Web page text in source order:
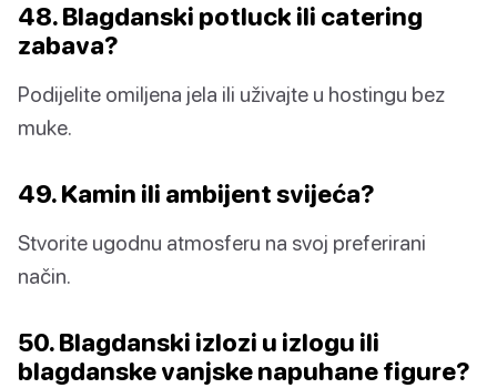
48. Blagdanski potluck ili catering
zabava?
Podijelite omiljena jela ili uživajte u hostingu bez
muke.
49. Kamin ili ambijent svijeća?
Stvorite ugodnu atmosferu na svoj preferirani
način.
50. Blagdanski izlozi u izlogu ili
blagdanske vanjske napuhane figure?